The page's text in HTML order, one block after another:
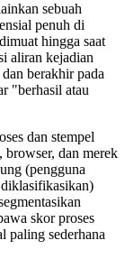
sebuah
penuh di
hingga saat
aliran kejadian
berakhir pada
"berhasil atau
dan stempel
dan merek
(pengguna
skor proses
paling sederhana